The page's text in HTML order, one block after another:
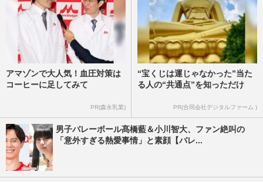
アマゾンで大人気！血圧対策は
コーヒーに足してみて
PR(森永乳業)
“宝くじは運じゃなかった”当た
る人の“共通点”を知っただけ
PR(合同会社デジタルファーム )
男子バレーボール髙橋藍＆小川智大、ファン絶叫の
「意外すぎる熱愛事情」と素顔【バレ...